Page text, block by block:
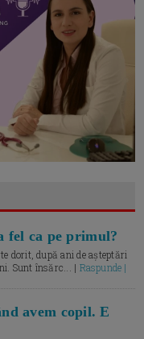
fel ca pe primul?
dorit, după ani de așteptări
Sunt însărc... | Raspunde |
avem copil. E